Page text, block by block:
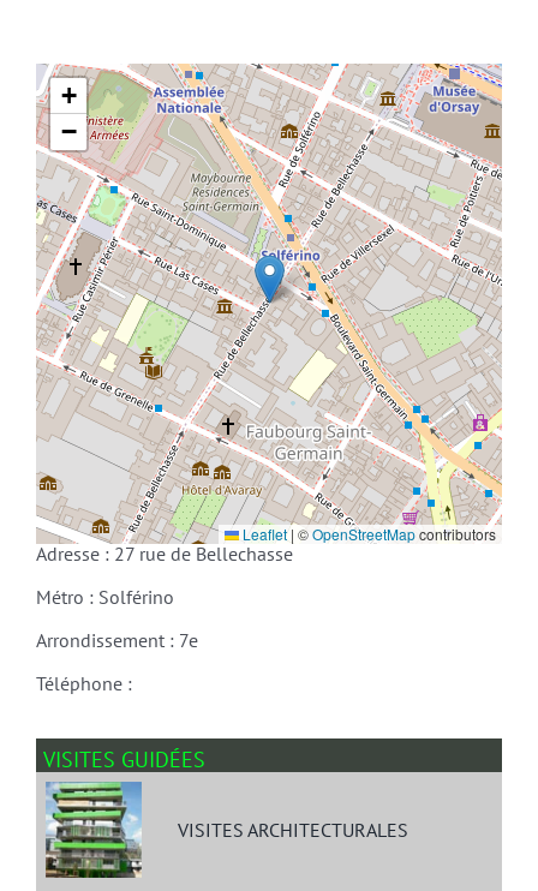
+
−
Leaflet | ©OpenStreetMapcontributors
Adresse : 27 rue de Bellechasse
Métro : Solférino
Arrondissement : 7e
Téléphone :
VISITES GUIDÉES
VISITES ARCHITECTURALES